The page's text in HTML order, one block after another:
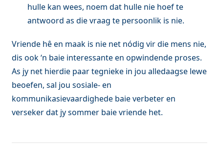
hulle kan wees, noem dat hulle nie hoef te
antwoord as die vraag te persoonlik is nie.
Vriende hê en maak is nie net nódig vir die mens nie,
dis ook ‘n baie interessante en opwindende proses.
As jy net hierdie paar tegnieke in jou alledaagse lewe
beoefen, sal jou sosiale- en
kommunikasievaardighede baie verbeter en
verseker dat jy sommer baie vriende het.